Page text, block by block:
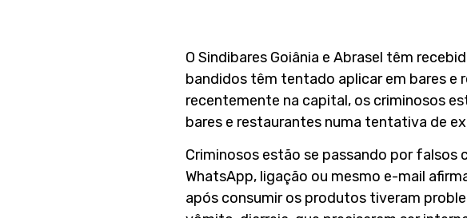
O Sindibares Goiânia e Abrasel têm
bandidos têm tentado aplicar em bares e
recentemente na capital, os criminosos
bares e restaurantes numa tentativa de
Criminosos estão se passando por
WhatsApp, ligação ou mesmo e-mail
após consumir os produtos tiveram